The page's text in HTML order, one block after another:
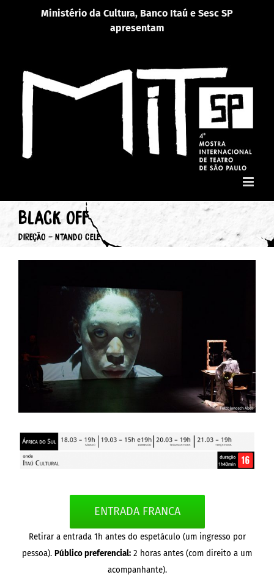
Ministério da Cultura, Banco Itaú e Sesc SP
apresentam
Black Off
DIREÇÃO - Ntando Cele
ENTRADA FRANCA
Retirar a entrada 1h antes do espetáculo (um ingresso por
pessoa). Público preferencial: 2 horas antes (com direito a um
acompanhante).